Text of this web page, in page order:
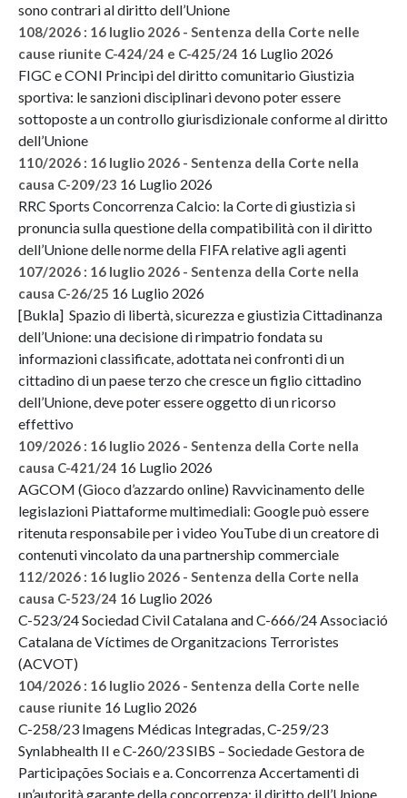
sono contrari al diritto dell’Unione
108/2026 : 16 luglio 2026 - Sentenza della Corte nelle
cause riunite C-424/24 e C-425/24 16 Luglio 2026
FIGC e CONI Principi del diritto comunitario Giustizia
sportiva: le sanzioni disciplinari devono poter essere
sottoposte a un controllo giurisdizionale conforme al diritto
dell’Unione
110/2026 : 16 luglio 2026 - Sentenza della Corte nella
causa C-209/23 16 Luglio 2026
RRC Sports Concorrenza Calcio: la Corte di giustizia si
pronuncia sulla questione della compatibilità con il diritto
dell’Unione delle norme della FIFA relative agli agenti
107/2026 : 16 luglio 2026 - Sentenza della Corte nella
causa C-26/25 16 Luglio 2026
[Bukla] Spazio di libertà, sicurezza e giustizia Cittadinanza
dell’Unione: una decisione di rimpatrio fondata su
informazioni classificate, adottata nei confronti di un
cittadino di un paese terzo che cresce un figlio cittadino
dell’Unione, deve poter essere oggetto di un ricorso
effettivo
109/2026 : 16 luglio 2026 - Sentenza della Corte nella
causa C-421/24 16 Luglio 2026
AGCOM (Gioco d’azzardo online) Ravvicinamento delle
legislazioni Piattaforme multimediali: Google può essere
ritenuta responsabile per i video YouTube di un creatore di
contenuti vincolato da una partnership commerciale
112/2026 : 16 luglio 2026 - Sentenza della Corte nella
causa C-523/24 16 Luglio 2026
C-523/24 Sociedad Civil Catalana and C-666/24 Associació
Catalana de Víctimes de Organitzacions Terroristes
(ACVOT)
104/2026 : 16 luglio 2026 - Sentenza della Corte nelle
cause riunite 16 Luglio 2026
C-258/23 Imagens Médicas Integradas, C-259/23
Synlabhealth II e C-260/23 SIBS – Sociedade Gestora de
Participações Sociais e a. Concorrenza Accertamenti di
un’autorità garante della concorrenza: il diritto dell’Unione